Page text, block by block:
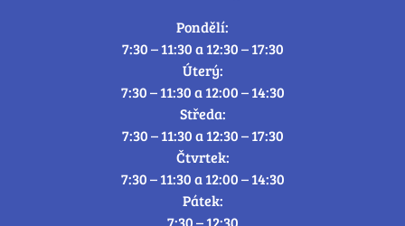
Pondělí:
7:30 – 11:30 a 12:30 – 17:30
Úterý:
7:30 – 11:30 a 12:00 – 14:30
Středa:
7:30 – 11:30 a 12:30 – 17:30
Čtvrtek:
7:30 – 11:30 a 12:00 – 14:30
Pátek:
7:30 – 12:30